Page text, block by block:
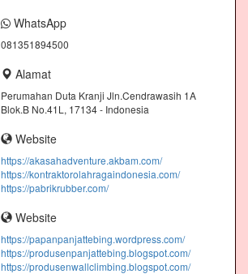
WhatsApp
081351894500
Alamat
Perumahan Duta Kranji Jln.Cendrawasih 1A
Blok.B No.41L, 17134 - Indonesia
Website
https://akasahadventure.akbam.com/
https://kontraktorolahragaindonesia.com/
https://pabrikrubber.com/
Website
https://papanpanjattebing.wordpress.com/
https://produsenpanjattebing.blogspot.com/
https://produsenwallclimbing.blogspot.com/